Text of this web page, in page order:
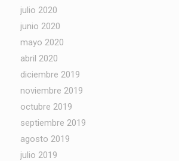
julio 2020
junio 2020
mayo 2020
abril 2020
diciembre 2019
noviembre 2019
octubre 2019
septiembre 2019
agosto 2019
julio 2019